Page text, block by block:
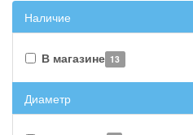
Наличие
В магазине 13
Диаметр